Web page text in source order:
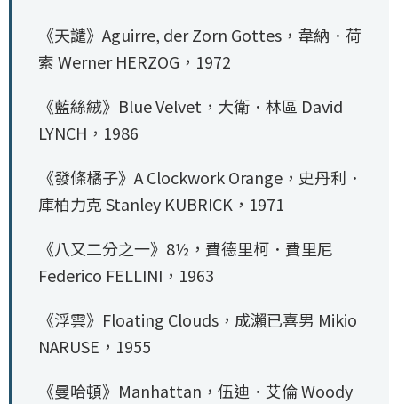
《天譴》Aguirre, der Zorn Gottes，韋納．荷
索 Werner HERZOG，1972
《藍絲絨》Blue Velvet，大衛．林區 David
LYNCH，1986
《發條橘子》A Clockwork Orange，史丹利．
庫柏力克 Stanley KUBRICK，1971
《八又二分之一》8½，費德里柯．費里尼
Federico FELLINI，1963
《浮雲》Floating Clouds，成瀨已喜男 Mikio
NARUSE，1955
《曼哈頓》Manhattan，伍迪．艾倫 Woody